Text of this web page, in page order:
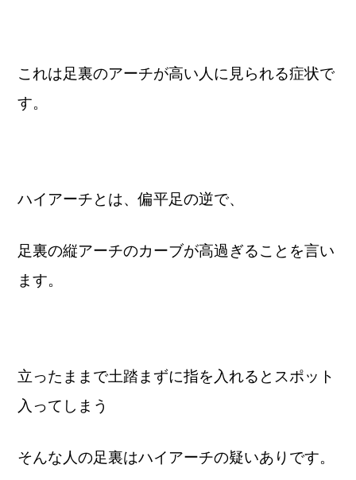
これは足裏のアーチが高い人に見られる症状で
す。
ハイアーチとは、偏平足の逆で、
足裏の縦アーチのカーブが高過ぎることを言い
ます。
立ったままで土踏まずに指を入れるとスポット
入ってしまう
そんな人の足裏はハイアーチの疑いありです。